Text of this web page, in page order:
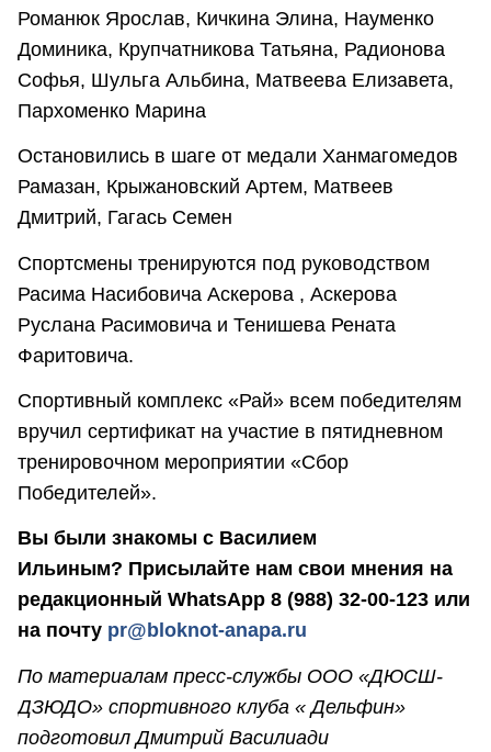
Романюк Ярослав, Кичкина Элина, Науменко
Доминика, Крупчатникова Татьяна, Радионова
Софья, Шульга Альбина, Матвеева Елизавета,
Пархоменко Марина
Остановились в шаге от медали Ханмагомедов
Рамазан, Крыжановский Артем, Матвеев
Дмитрий, Гагась Семен
Спортсмены тренируются под руководством
Расима Насибовича Аскерова , Аскерова
Руслана Расимовича и Тенишева Рената
Фаритовича.
Спортивный комплекс «Рай» всем победителям
вручил сертификат на участие в пятидневном
тренировочном мероприятии «Сбор
Победителей».
Вы были знакомы с Василием
Ильиным? Присылайте нам свои мнения на
редакционный WhatsApp 8 (988) 32-00-123 или
на почту pr@bloknot-anapa.ru
По материалам пресс-службы ООО «ДЮСШ-
ДЗЮДО» спортивного клуба « Дельфин»
подготовил Дмитрий Василиади